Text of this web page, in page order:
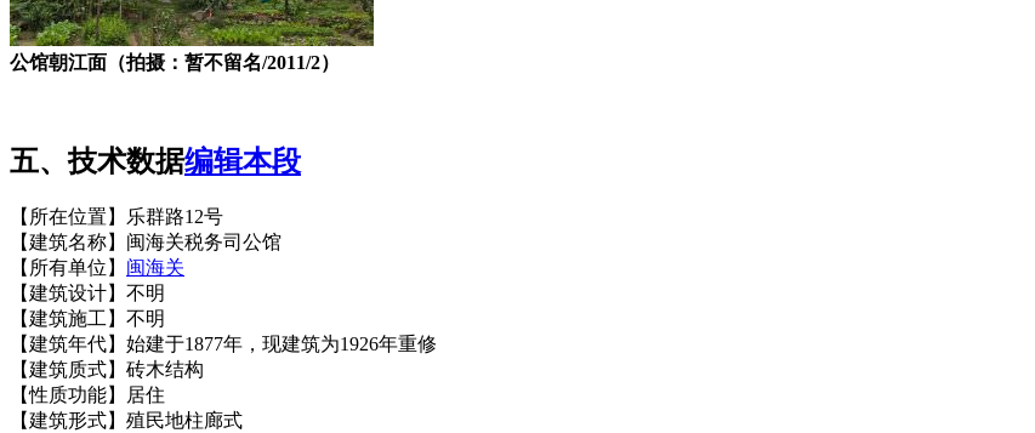
公馆朝江面（拍摄：暂不留名/2011/2）
五、技术数据编辑本段
【所在位置】乐群路12号
【建筑名称】闽海关税务司公馆
【所有单位】 闽海关
【建筑设计】不明
【建筑施工】不明
【建筑年代】始建于1877年，现建筑为1926年重修
【建筑质式】砖木结构
【性质功能】居住
【建筑形式】殖民地柱廊式